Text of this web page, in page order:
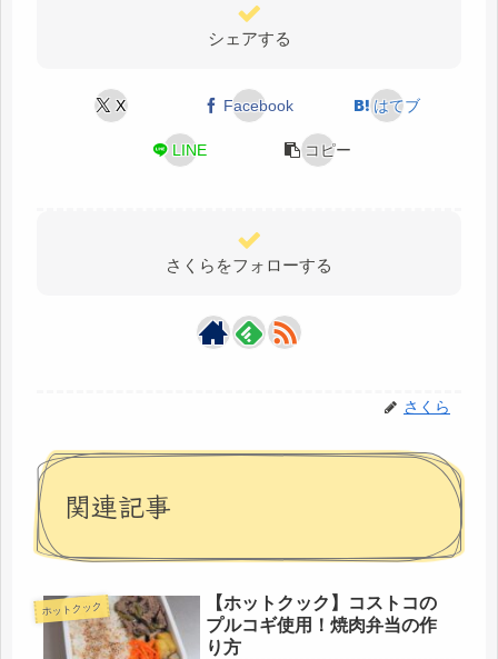
シェアする
X Facebook はてブ
LINE コピー
さくらをフォローする
さくら
関連記事
ホットクック
【ホットクック】コストコの
プルコギ使用！焼肉弁当の作
り方